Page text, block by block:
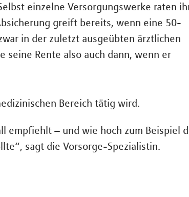
einzelne Versorgungswerke raten
greift bereits, wenn eine 50-
in der zuletzt ausgeübten ärztlichen
seine Rente also auch dann, wenn er
Bereich tätig wird.
empfiehlt – und wie hoch zum Beispiel
sagt die Vorsorge-Spezialistin.